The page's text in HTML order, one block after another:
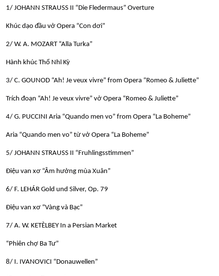
1/ JOHANN STRAUSS II “Die Fledermaus” Overture
Khúc dạo đầu vở Opera “Con dơi”
2/ W. A. MOZART “Alla Turka”
Hành khúc Thổ Nhĩ Kỳ
3/ C. GOUNOD “Ah! Je veux vivre” from Opera “Romeo & Juliette”
Trích đoạn “Ah! Je veux vivre” vở Opera “Romeo & Juliette”
4/ G. PUCCINI Aria “Quando men vo” from Opera “La Boheme”
Aria “Quando men vo” từ vở Opera “La Boheme”
5/ JOHANN STRAUSS II “Fruhlingsstimmen”
Điệu van xơ “Âm hưởng mùa Xuân”
6/ F. LEHÁR Gold und Silver, Op. 79
Điệu van xơ “Vàng và Bạc”
7/ A. W. KETÈLBEY In a Persian Market
“Phiên chợ Ba Tư”
8/ I. IVANOVICI “Donauwellen”